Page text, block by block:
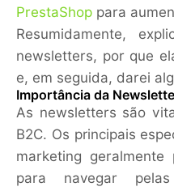
PrestaShop para
Resumidamente,
newsletters, por que
e, em seguida, darei
Importância da
As newsletters são
B2C. Os principais
marketing
para navegar